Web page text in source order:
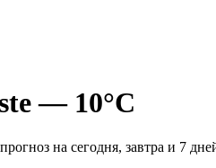
— 10°C
на сегодня, завтра и 7